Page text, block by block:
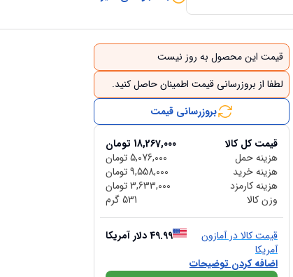
قیمت این محصول به روز نیست
لطفا از بروزرسانی قیمت اطمینان حاصل کنید.
بروزرسانی قیمت
قیمت کل کالا 18,267,000 تومان
هزینه حمل
5,076,000 تومان
هزینه خرید
9,558,000 تومان
هزینه کارمزد
3,633,000 تومان
وزن کالا
531 گرم
قیمت کالا در آمازون
آمریکا
49.99 دلار آمریکا
اضافه کردن توضیحات